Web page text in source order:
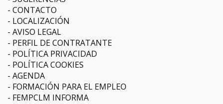
CONTACTO
LOCALIZACIÓN
AVISO LEGAL
PERFIL DE CONTRATANTE
POLÍTICA PRIVACIDAD
POLÍTICA COOKIES
AGENDA
FORMACIÓN PARA EL EMPLEO
FEMPCLM INFORMA